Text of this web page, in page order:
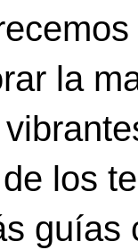
la
los
guías